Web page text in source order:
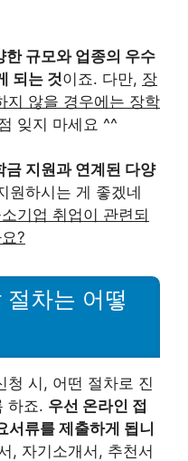
한 규모와 업종의 우수
되는 것이죠. 다만, 장
지 않을 경우에는 장학
잊지 마세요 ^^
금 지원과 연계된 다양
원하시는 게 좋겠네
기업 취업이 관련되
?
차는 어떻
청 시, 어떤 절차로 진
하죠. 우선 온라인 접
서류를 제출하게 됩니
, 자기소개서, 추천서